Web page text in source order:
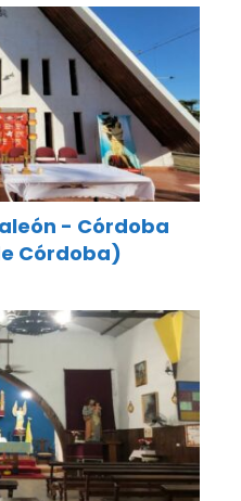
- Córdoba
Córdoba)